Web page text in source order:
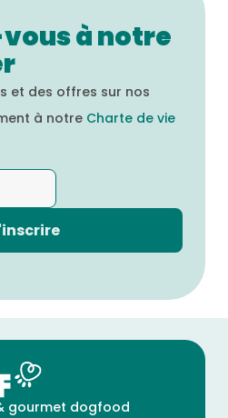
à notre
et des offres sur nos
à notre Charte de vie
gourmet dogfood